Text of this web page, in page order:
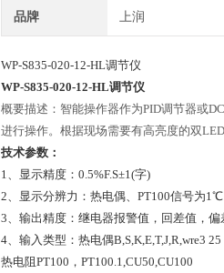
品牌 上润
WP-S835-020-12-HL调节仪
WP-S835-020-12-HL调节仪
概要描述：智能操作器作为PID调节器或
进行操作。根据现场需要有高亮度的双
技术参数：
1、显示精度：0.5%F.S±1(字)
2、显示分辨力：热电偶、PT100信号为
3、输出精度：继电器报警值，回差值，
4、输入类型：热电偶B,S,K,E,T,J,R,wre3 25
热电阻PT100，PT100.1,CU50,CU100